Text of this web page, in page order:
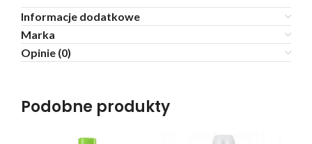
Informacje dodatkowe
Marka
Opinie (0)
Podobne produkty